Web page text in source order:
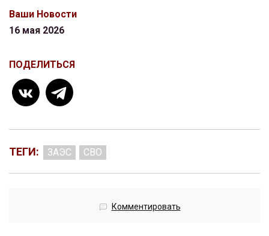
Ваши Новости
16 мая 2026
ПОДЕЛИТЬСЯ
ТЕГИ: ЗАЭС СВО
Комментировать